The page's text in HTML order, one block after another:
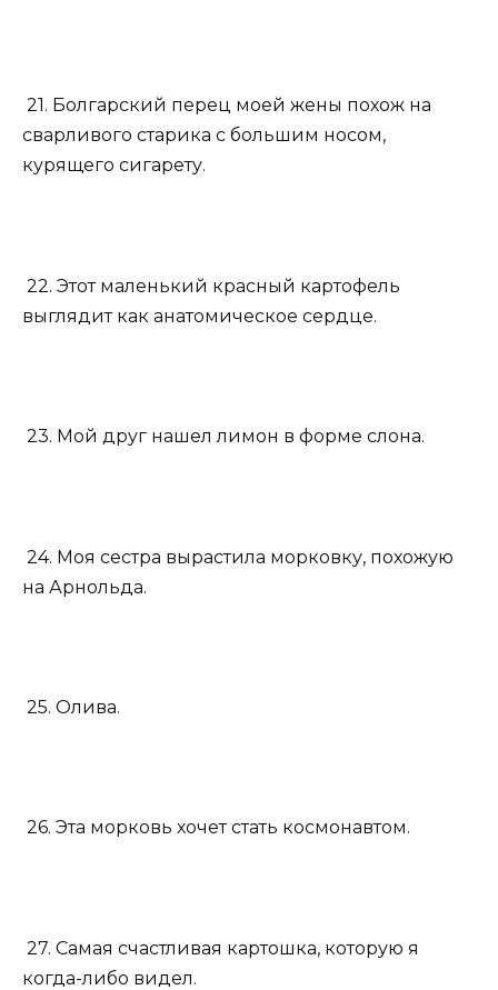
21. Болгарский перец моей жены похож на
сварливого старика с большим носом,
курящего сигарету.
22. Этот маленький красный картофель
выглядит как анатомическое сердце.
23. Мой друг нашел лимон в форме слона.
24. Моя сестра вырастила морковку, похожую
на Арнольда.
25. Олива.
26. Эта морковь хочет стать космонавтом.
27. Самая счастливая картошка, которую я
когда-либо видел.